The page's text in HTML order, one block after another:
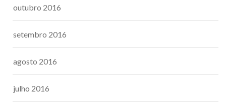
outubro 2016
setembro 2016
agosto 2016
julho 2016